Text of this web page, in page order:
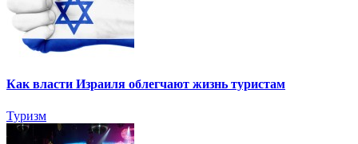
Как власти Израиля облегчают жизнь туристам
Туризм